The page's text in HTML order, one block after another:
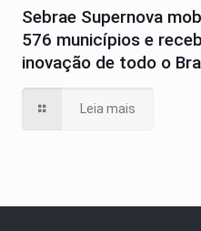
Sebrae Supernova
576 municípios e
inovação de todo o
Leia mais